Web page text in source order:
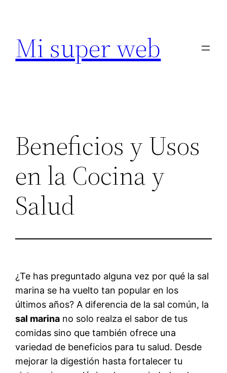
contenido
Mi super web
Beneficios y Usos
en la Cocina y
Salud
¿Te has preguntado alguna vez por qué la sal
marina se ha vuelto tan popular en los
últimos años? A diferencia de la sal común, la
sal marina no solo realza el sabor de tus
comidas sino que también ofrece una
variedad de beneficios para tu salud. Desde
mejorar la digestión hasta fortalecer tu